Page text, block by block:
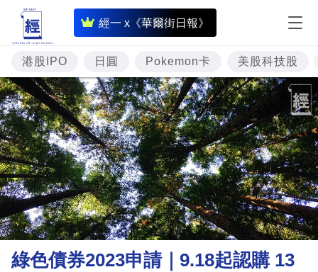
經一 x《華爾街日報》
即
時
財
經
專
題
投
資
樓
市
理
財
港股IPO 日圓 Pokemon卡 美股科技股
綠色債券2023申請｜9.18起認購 13